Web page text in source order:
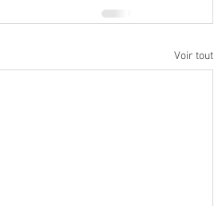
Voir tout